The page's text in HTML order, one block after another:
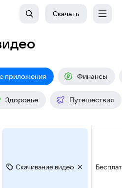
Скачать
приложения Финансы
Здоровье Путешествия
Скачивание видео